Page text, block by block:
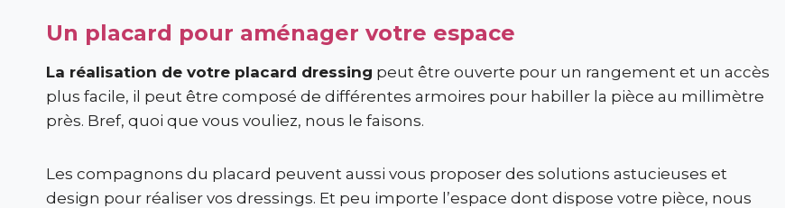
Un placard pour aménager votre espace
La réalisation de votre placard dressing peut être ouverte pour un rangement et un accès
plus facile, il peut être composé de différentes armoires pour habiller la pièce au millimètre
près. Bref, quoi que vous vouliez, nous le faisons.
Les compagnons du placard peuvent aussi vous proposer des solutions astucieuses et
design pour réaliser vos dressings. Et peu importe l’espace dont dispose votre pièce, nous